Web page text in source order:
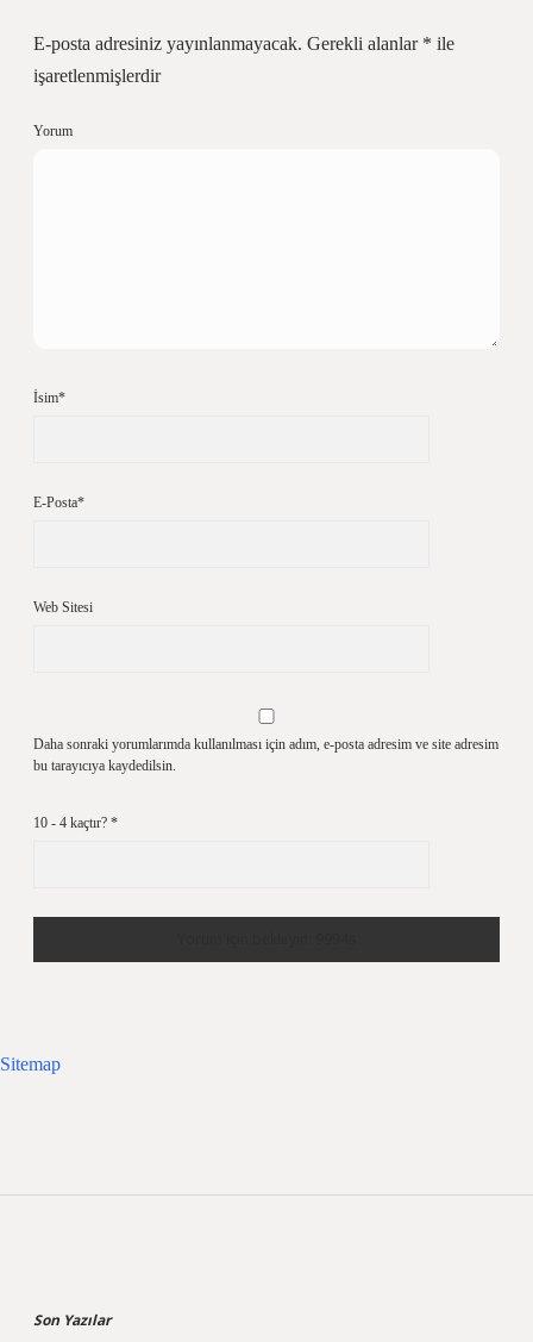
E-posta adresiniz yayınlanmayacak. Gerekli alanlar * ile
işaretlenmişlerdir
Yorum
İsim*
E-Posta*
Web Sitesi
Daha sonraki yorumlarımda kullanılması için adım, e-posta adresim ve site adresim
bu tarayıcıya kaydedilsin.
10 - 4 kaçtır? *
Sitemap
Son Yazılar